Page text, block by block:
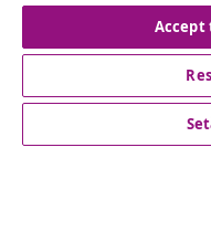
vidaXL
Accept